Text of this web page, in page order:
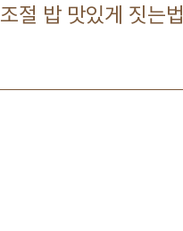
절 밥 맛있게 짓는법